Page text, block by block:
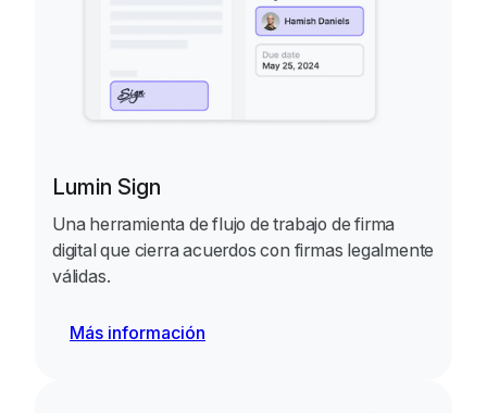
Lumin Sign
Una herramienta de flujo de trabajo de firma
digital que cierra acuerdos con firmas legalmente
válidas.
Más información